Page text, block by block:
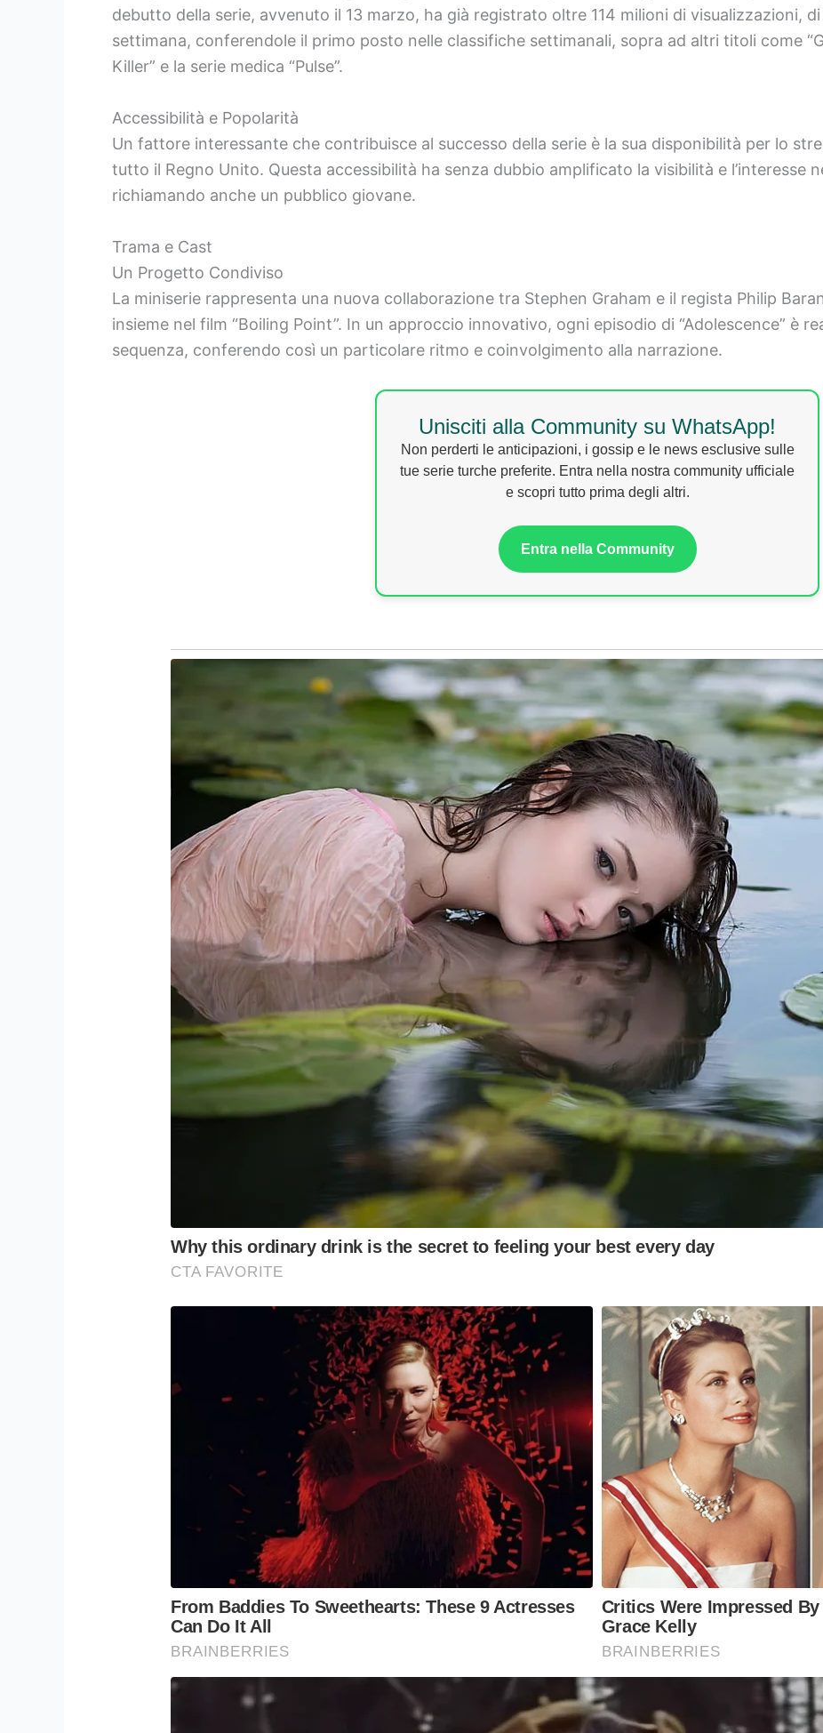
debutto della serie, avvenuto il 13 marzo, ha già registrato oltre 114 milioni di visualizzazioni, di
settimana, conferendole il primo posto nelle classifiche settimanali, sopra ad altri titoli come
Killer” e la serie medica “Pulse”.
Accessibilità e Popolarità
Un fattore interessante che contribuisce al successo della serie è la sua disponibilità per lo
tutto il Regno Unito. Questa accessibilità ha senza dubbio amplificato la visibilità e l’interesse
richiamando anche un pubblico giovane.
Trama e Cast
Un Progetto Condiviso
La miniserie rappresenta una nuova collaborazione tra Stephen Graham e il regista Philip
insieme nel film “Boiling Point”. In un approccio innovativo, ogni episodio di “Adolescence” è
sequenza, conferendo così un particolare ritmo e coinvolgimento alla narrazione.
Unisciti alla Community su WhatsApp!
Non perderti le anticipazioni, i gossip e le news esclusive sulle
tue serie turche preferite. Entra nella nostra community ufficiale
e scopri tutto prima degli altri.
Entra nella Community